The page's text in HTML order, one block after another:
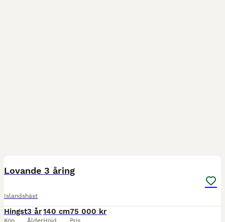
Lovande 3 åring
Islandshäst
Hingst
Kön
3 år
Ålder
140 cm
Höjd
75 000 kr
Pris